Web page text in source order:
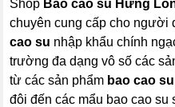
Shop Bao cao su Hưng
chuyên cung cấp cho người
cao su nhập khẩu chính
trường đa dạng vô số các
từ các sản phẩm bao cao su
đôi đến các mẩu bao cao su